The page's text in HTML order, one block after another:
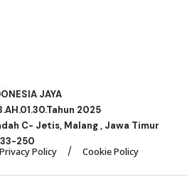
JAYA
2025
C- Jetis, Malang , Jawa Timur
250
Privacy Policy Cookie Policy